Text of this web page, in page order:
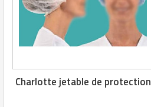
Charlotte jetable de protection